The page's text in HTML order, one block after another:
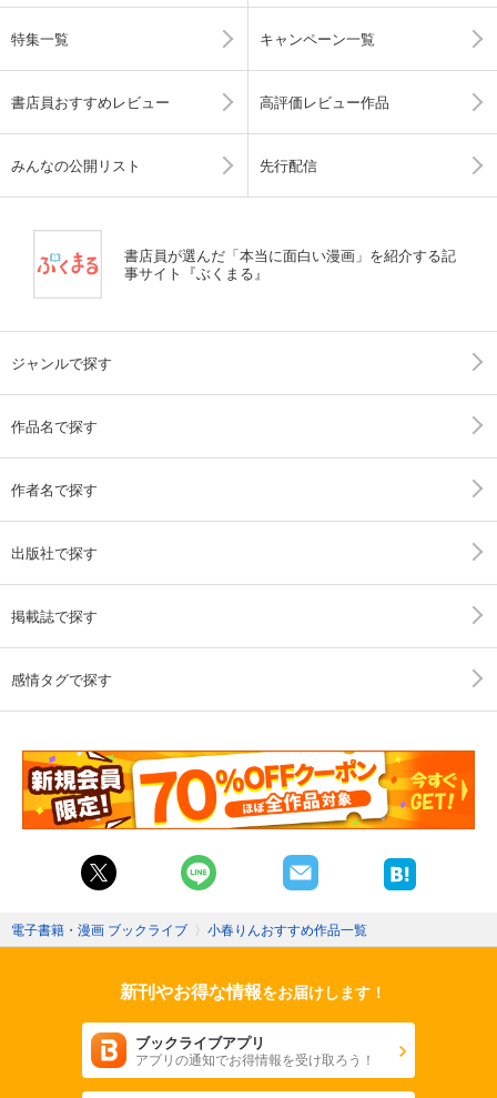
特集一覧 キャンペーン一覧
書店員おすすめレビュー 高評価レビュー作品
みんなの公開リスト 先行配信
書店員が選んだ「本当に面白い漫画」を紹介する記
事サイト『ぶくまる』
ジャンルで探す
作品名で探す
作者名で探す
出版社で探す
掲載誌で探す
感情タグで探す
電子書籍・漫画 ブックライブ 〉 小春りんおすすめ作品一覧
新刊やお得な情報をお届けします！
ブックライブアプリ
アプリの通知でお得情報を受け取ろう！